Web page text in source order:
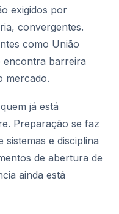
exigidos por
convergentes.
como União
encontra barreira
mercado.
já está
Preparação se faz
sistemas e disciplina
de abertura de
ainda está